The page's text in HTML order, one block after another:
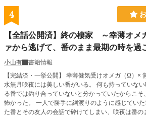
4
【全話公開済】終の棲家 ～幸薄オメ
ァから逃げて、番のまま最期の時を過
小山有
書籍情報
【完結済・一挙公開】 幸薄健気受けオメガ（Ω）×
水無月咲夜には美しい番がいる。 何も持っていな
る番では釣り合っていないと分かっていたからこ
怖かった。 一人で勝手に綱渡りのように感じてい
た番とその友人の会話で砕けてしまい、咲夜は番